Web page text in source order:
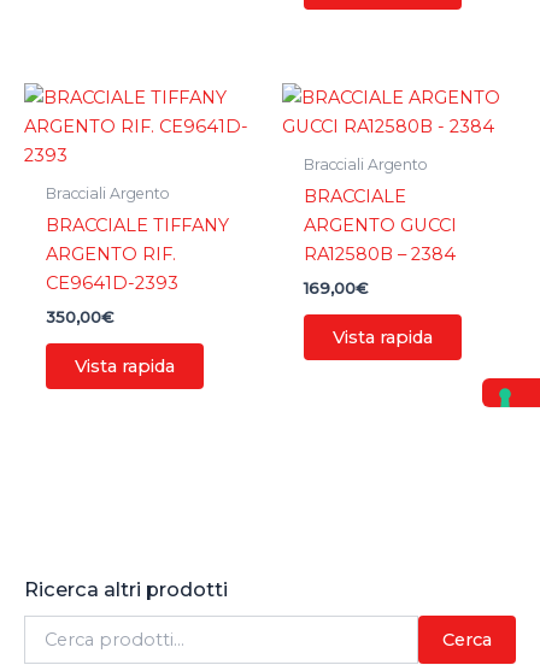
Ricerca altri prodotti
Cerca
Bracciali Argento
BRACCIALE TIFFANY
ARGENTO RIF.
CE9641D-2393
350,00€
Vista rapida
Bracciali Argento
BRACCIALE
ARGENTO GUCCI
RA12580B – 2384
169,00€
Vista rapida